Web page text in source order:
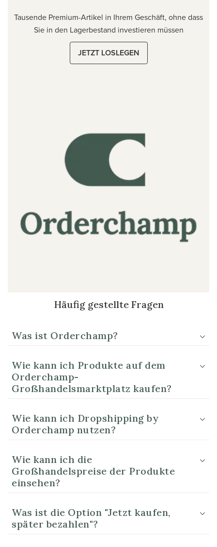
Tausende Premium-Artikel in Ihrem Geschäft, ohne dass
Sie in den Lagerbestand investieren müssen
JETZT LOSLEGEN
Häufig gestellte Fragen
Was ist Orderchamp?
Wie kann ich Produkte auf dem
Orderchamp-
Großhandelsmarktplatz kaufen?
Wie kann ich Dropshipping by
Orderchamp nutzen?
Wie kann ich die
Großhandelspreise der Produkte
einsehen?
Was ist die Option "Jetzt kaufen,
später bezahlen"?